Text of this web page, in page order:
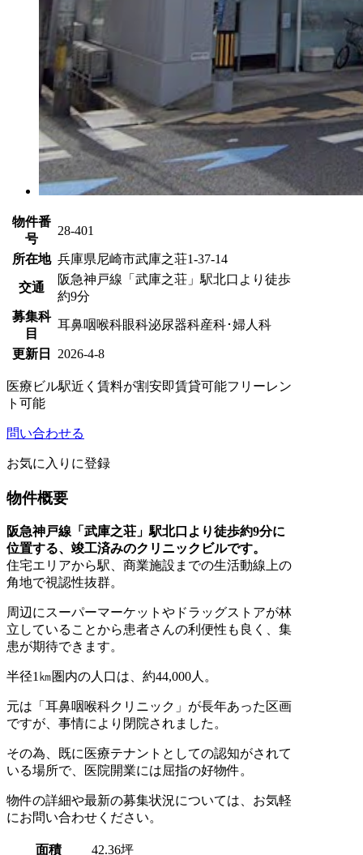
物件番
号
28-401
所在地 兵庫県尼崎市武庫之荘1-37-14
交通
阪急神戸線「武庫之荘」駅北口より徒歩
約9分
募集科
目
耳鼻咽喉科眼科泌尿器科産科･婦人科
更新日 2026-4-8
医療ビル駅近く 賃料が割安即賃貸可能フリーレン
ト可能
問い合わせる
お気に入りに登録
物件概要
阪急神戸線「武庫之荘」駅北口より徒歩約9分に
位置する、竣工済みのクリニックビルです。
住宅エリアから駅、商業施設までの生活動線上の
角地で視認性抜群。
周辺にスーパーマーケットやドラッグストアが林
立していることから患者さんの利便性も良く、集
患が期待できます。
半径1㎞圏内の人口は、約44,000人。
元は「耳鼻咽喉科クリニック」が長年あった区画
ですが、事情により閉院されました。
その為、既に医療テナントとしての認知がされて
いる場所で、医院開業には屈指の好物件。
物件の詳細や最新の募集状況については、お気軽
にお問い合わせください。
面積 42.36坪